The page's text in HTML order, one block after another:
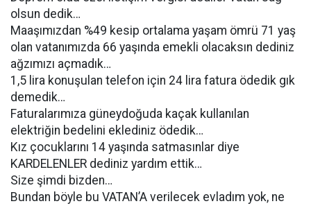
olsun dedik…
Maaşımızdan %49 kesip ortalama yaşam ömrü 71 yaş
olan vatanımızda 66 yaşında emekli olacaksın dediniz
ağzımızı açmadık…
1,5 lira konuşulan telefon için 24 lira fatura ödedik gık
demedik…
Faturalarımıza güneydoğuda kaçak kullanılan
elektriğin bedelini eklediniz ödedik…
Kız çocuklarını 14 yaşında satmasınlar diye
KARDELENLER dediniz yardım ettik…
Size şimdi bizden…
Bundan böyle bu VATAN’A verilecek evladım yok, ne